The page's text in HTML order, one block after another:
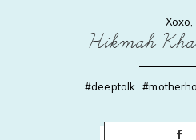
Xoxo,
Hikmah
#deeptalk .